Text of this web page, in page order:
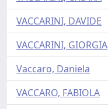
VACCARINI, DAVIDE
VACCARINI, GIORGIA
Vaccaro, Daniela
VACCARO, FABIOLA